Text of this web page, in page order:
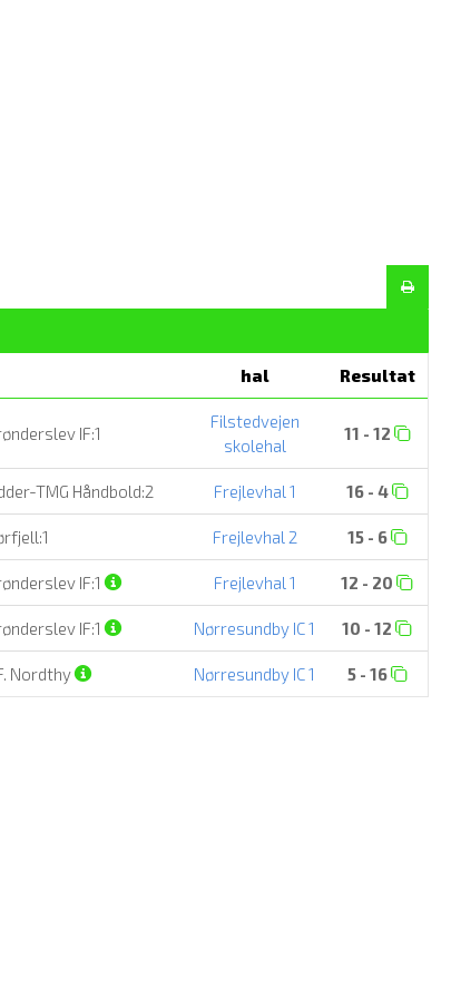
hal Resultat
IF:1
Filstedvejen
skolehal
11 - 12
TMG Håndbold:2 Frejlevhal 1 16 - 4
Frejlevhal 2 15 - 6
IF:1 Frejlevhal 1 12 - 20
IF:1 Nørresundby IC 1 10 - 12
Nordthy Nørresundby IC 1 5 - 16